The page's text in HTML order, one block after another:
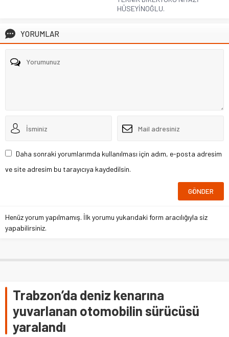
HÜSEYİNOĞLU.
YORUMLAR
Daha sonraki yorumlarımda kullanılması için adım, e-posta adresim
ve site adresim bu tarayıcıya kaydedilsin.
Henüz yorum yapılmamış. İlk yorumu yukarıdaki form aracılığıyla siz
yapabilirsiniz.
Trabzon’da deniz kenarına
yuvarlanan otomobilin sürücüsü
yaralandı